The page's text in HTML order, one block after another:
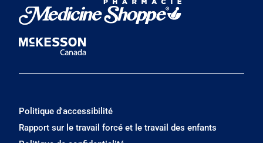
Politique d'accessibilité
Rapport sur le travail forcé et le travail des enfants